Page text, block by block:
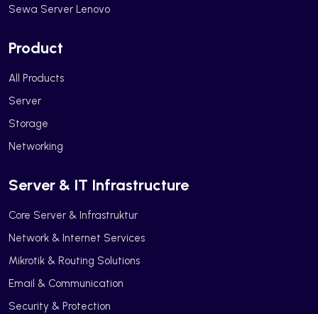
Sewa Server Lenovo
Product
All Products
Server
Storage
Networking
Server & IT Infrastructure
Core Server & Infrastruktur
Network & Internet Services
Mikrotik & Routing Solutions
Email & Communication
Security & Protection